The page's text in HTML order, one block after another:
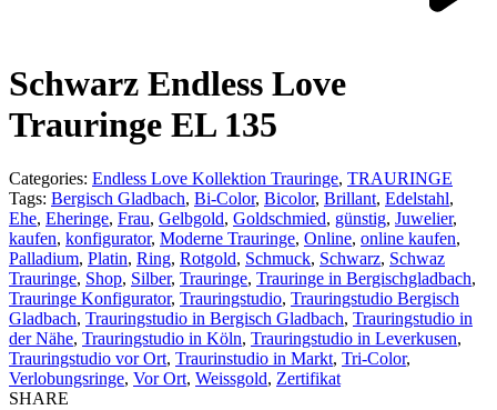
Schwarz Endless Love
Trauringe EL 135
Categories: Endless Love Kollektion Trauringe, TRAURINGE
Tags: Bergisch Gladbach, Bi-Color, Bicolor, Brillant, Edelstahl,
Ehe, Eheringe, Frau, Gelbgold, Goldschmied, günstig, Juwelier,
kaufen, konfigurator, Moderne Trauringe, Online, online kaufen,
Palladium, Platin, Ring, Rotgold, Schmuck, Schwarz, Schwaz
Trauringe, Shop, Silber, Trauringe, Trauringe in Bergischgladbach,
Trauringe Konfigurator, Trauringstudio, Trauringstudio Bergisch
Gladbach, Trauringstudio in Bergisch Gladbach, Trauringstudio in
der Nähe, Trauringstudio in Köln, Trauringstudio in Leverkusen,
Trauringstudio vor Ort, Traurinstudio in Markt, Tri-Color,
Verlobungsringe, Vor Ort, Weissgold, Zertifikat
SHARE